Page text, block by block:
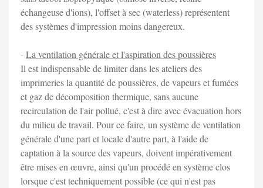
échangeuse d'ions), l'offset à sec (waterless) représentent
des systèmes d'impression moins dangereux.
-La ventilation générale et l'aspiration des poussières
Il est indispensable de limiter dans les ateliers des
imprimeries la quantité de poussières, de vapeurs et fumées
et gaz de décomposition thermique, sans aucune
recirculation de l'air pollué, c'est à dire avec évacuation hors
du milieu de travail. Pour ce faire, un système de ventilation
générale d'une part et locale d'autre part, à l'aide de
captation à la source des vapeurs, doivent impérativement
être mises en œuvre, ainsi qu'un procédé en système clos
lorsque c'est techniquement possible (ce qui n'est pas